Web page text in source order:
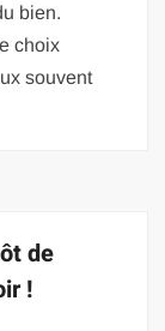
bien.
choix
souvent
de
!